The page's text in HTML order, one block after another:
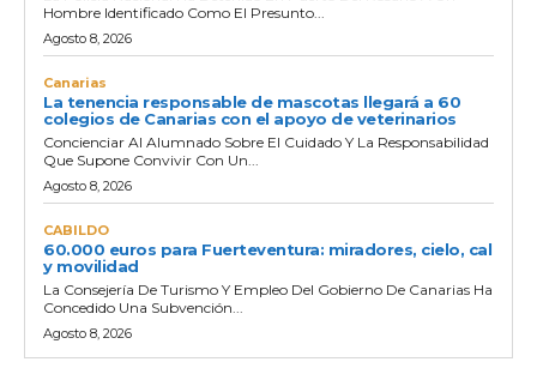
Hombre Identificado Como El Presunto...
Agosto 8, 2026
Canarias
La tenencia responsable de mascotas llegará a 60
colegios de Canarias con el apoyo de veterinarios
Concienciar Al Alumnado Sobre El Cuidado Y La Responsabilidad
Que Supone Convivir Con Un...
Agosto 8, 2026
CABILDO
60.000 euros para Fuerteventura: miradores, cielo, cal
y movilidad
La Consejería De Turismo Y Empleo Del Gobierno De Canarias Ha
Concedido Una Subvención...
Agosto 8, 2026